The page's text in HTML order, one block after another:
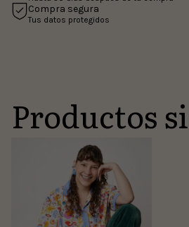
Compra segura
Tus datos protegidos
Productos